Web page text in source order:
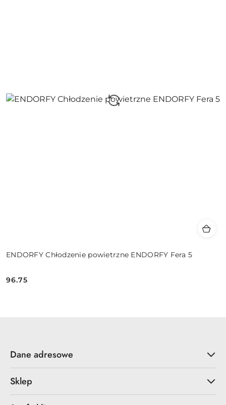
ENDORFY Chłodzenie powietrzne ENDORFY Fera 5
Cena:
96.75
Dane adresowe
Sklep